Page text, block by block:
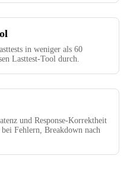
in weniger als 60
Lasttest-Tool durch.
und Response-Korrektheit
Fehlern, Breakdown nach